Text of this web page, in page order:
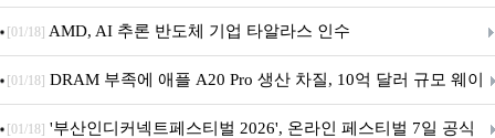
[01/18] AMD, AI 추론 반도체 기업 타알라스 인수
[01/18] DRAM 부족에 애플 A20 Pro 생산 차질, 10억 달러 규모 웨이
퍼 대기
[01/18] '부산인디커넥트페스티벌 2026', 온라인 페스티벌 7일 공식